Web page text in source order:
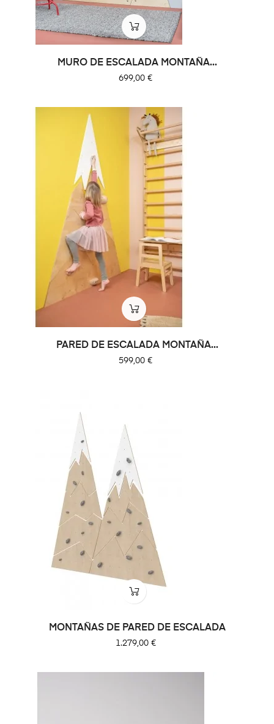
MURO ​​DE ESCALADA MONTAÑA...
Precio
699,00 €
PARED DE ESCALADA MONTAÑA...
Precio
599,00 €
MONTAÑAS DE PARED DE ESCALADA
Precio
1.279,00 €